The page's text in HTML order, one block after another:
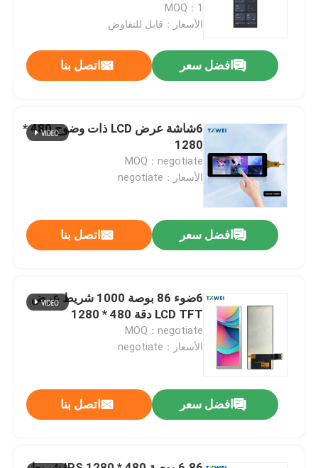
المنزل
جولة في المصنع
مراقبة الجودة
اطلب اقتباس
شاشة TFT Lcd
وحدة TFT LCD
MOQ：1
الأسعار：قابل للتفاوض
افضل سعر اتصل بنا
6شاشة عرض LCD ذات وضوح 480 *
1280
MOQ：negotiate
الأسعار：negotiate
افضل سعر اتصل بنا
6ضوء 86 بوصة 1000 شريط عرض
LCD TFT دقة 480 * 1280
MOQ：negotiate
الأسعار：negotiate
افضل سعر اتصل بنا